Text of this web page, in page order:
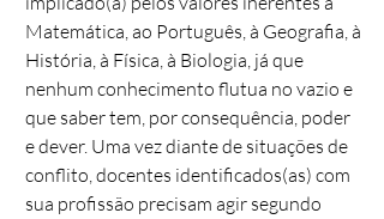
Matemática, ao Português, à Geografia, à
História, à Física, à Biologia, já que
nenhum conhecimento flutua no vazio e
que saber tem, por consequência, poder
e dever. Uma vez diante de situações de
conflito, docentes identificados(as) com
sua profissão precisam agir segundo